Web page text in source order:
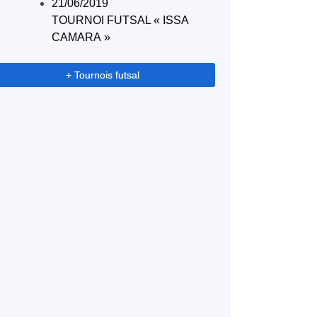
21/06/2019
TOURNOI FUTSAL « ISSA
CAMARA »
+ Tournois futsal